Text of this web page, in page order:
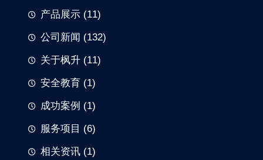
产品展示 (11)
公司新闻 (132)
关于枫升 (11)
安全教育 (1)
成功案例 (1)
服务项目 (6)
相关资讯 (1)